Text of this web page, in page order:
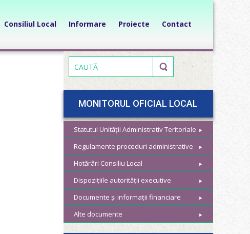
Consiliul Local Informare Proiecte Contact
MONITORUL OFICIAL LOCAL
Statutul Unității Administrativ Teritoriale
Regulamente proceduri administrative
Hotărâri Consiliu Local
Dispozițiile autorității executive
Documente și informații financiare
Alte documente